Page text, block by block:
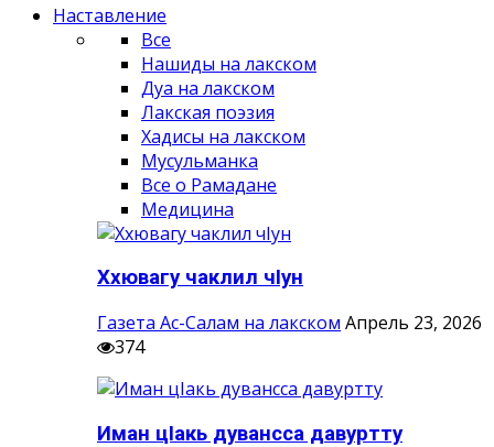
Наставление
Все
Нашиды на лакском
Дуа на лакском
Лакская поэзия
Хадисы на лакском
Мусульманка
Все о Рамадане
Медицина
Ххювагу чаклил чIун
Газета Ас-Салам на лакском Апрель 23, 2026
374
Иман цIакь дувансса давуртту